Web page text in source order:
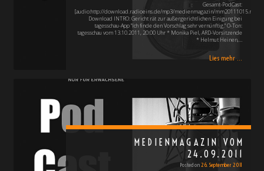
Gesamt-PodCast:
[audio:http://download.radioeins.de/mp3/medienmagazin/mm20111015.mp3]
Download INTRO: Gericht rät zur außergerichtlichen Einigung bei
tagesschau-App "Ich finde den Vorschlag sehr vernünftig." O-Ton:
tagesschau vom 13.10.2011, 20:00 Uhr * Monika Piel, ARD-Vorsitzende
* Helmut Heinen,…
Lies mehr ...
MEDIENMAGAZIN VOM
24.09.2011
Posted on26. September 2011